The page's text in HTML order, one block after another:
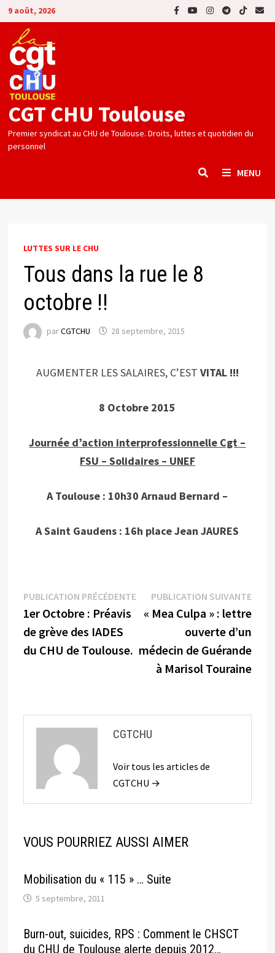
Passer
au
contenu
9 août, 2026
CGT CHU Toulouse
Premier syndicat au CHU de Toulouse. Droits, luttes et quotidien du
personnel
MENU
LUTTES SUR LE CHU
Tous dans la rue le 8
octobre !!
parCGTCHU 28 septembre, 2015
AUGMENTER LES SALAIRES, C’EST VITAL !!!
8 Octobre 2015
Journée d’action interprofessionnelle Cgt –
FSU – Solidaires – UNEF
A Toulouse : 10h30 Arnaud Bernard –
A Saint Gaudens : 16h place Jean JAURES
Navigation
de
l’article
PUBLICATION PRÉCÉDENTEPublication
précédente :
1er Octobre : Préavis
de grève des IADES
du CHU de Toulouse.
PUBLICATION SUIVANTE
« Mea Culpa » : lettre
ouverte d’un
médecin de Guérande
à Marisol Touraine
CGTCHU
Voir tous les articles de
CGTCHU →
VOUS POURRIEZ AUSSI AIMER
Mobilisation du « 115 » … Suite
5 septembre, 2011
Burn-out, suicides, RPS : Comment le CHSCT
du CHU de Toulouse alerte depuis 2012…